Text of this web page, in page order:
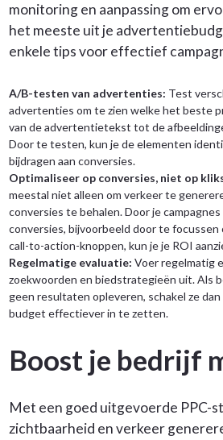
monitoring en aanpassing om
het meeste uit je
enkele tips voor effectief
A/B-testen van advertenties: Test
advertenties om te zien welke het beste
van de advertentietekst tot de
Door te testen, kun je de elementen
bijdragen aan conversies.
Optimaliseer op conversies, niet op
meestal niet alleen om verkeer te
conversies te behalen. Door je
conversies, bijvoorbeeld door te focussen
call-to-action-knoppen, kun je je ROI
Regelmatige evaluatie: Voer regelmatig
zoekwoorden en biedstrategieën uit. Als
geen resultaten opleveren, schakel ze
budget effectiever in te zetten.
Boost je bedrijf
Met een goed uitgevoerde PPC-
zichtbaarheid en verkeer